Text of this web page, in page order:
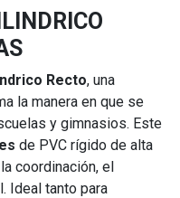
Recto, una
la manera en que se
y gimnasios. Este
de PVC rígido de alta
coordinación, el
Ideal tanto para